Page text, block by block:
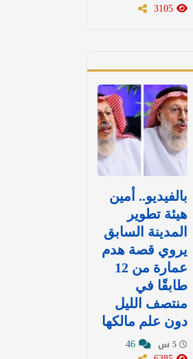
بالفيديو.. أمين
هيئة تطوير
المدينة السابق
يروي قصة هدم
عمارة من 12
طابقًا في
منتصف الليل
دون علم مالكها